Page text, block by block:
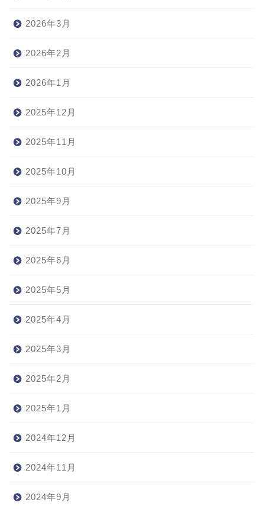
2026年3月
2026年2月
2026年1月
2025年12月
2025年11月
2025年10月
2025年9月
2025年7月
2025年6月
2025年5月
2025年4月
2025年3月
2025年2月
2025年1月
2024年12月
2024年11月
2024年9月